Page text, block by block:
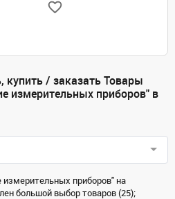
/ заказать Товары
измерительных приборов" в
приборов" на
большой выбор товаров (25);